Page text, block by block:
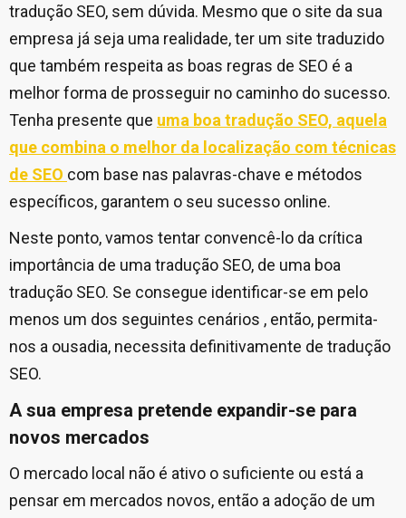
tradução SEO, sem dúvida. Mesmo que o site da sua
empresa já seja uma realidade, ter um site traduzido
que também respeita as boas regras de SEO é a
melhor forma de prosseguir no caminho do sucesso.
Tenha presente que uma boa tradução SEO, aquela
que combina o melhor da localização com técnicas
de SEO com base nas palavras-chave e métodos
específicos, garantem o seu sucesso online.
Neste ponto, vamos tentar convencê-lo da crítica
importância de uma tradução SEO, de uma boa
tradução SEO. Se consegue identificar-se em pelo
menos um dos seguintes cenários , então, permita-
nos a ousadia, necessita definitivamente de tradução
SEO.
A sua empresa pretende expandir-se para
novos mercados
O mercado local não é ativo o suficiente ou está a
pensar em mercados novos, então a adoção de um